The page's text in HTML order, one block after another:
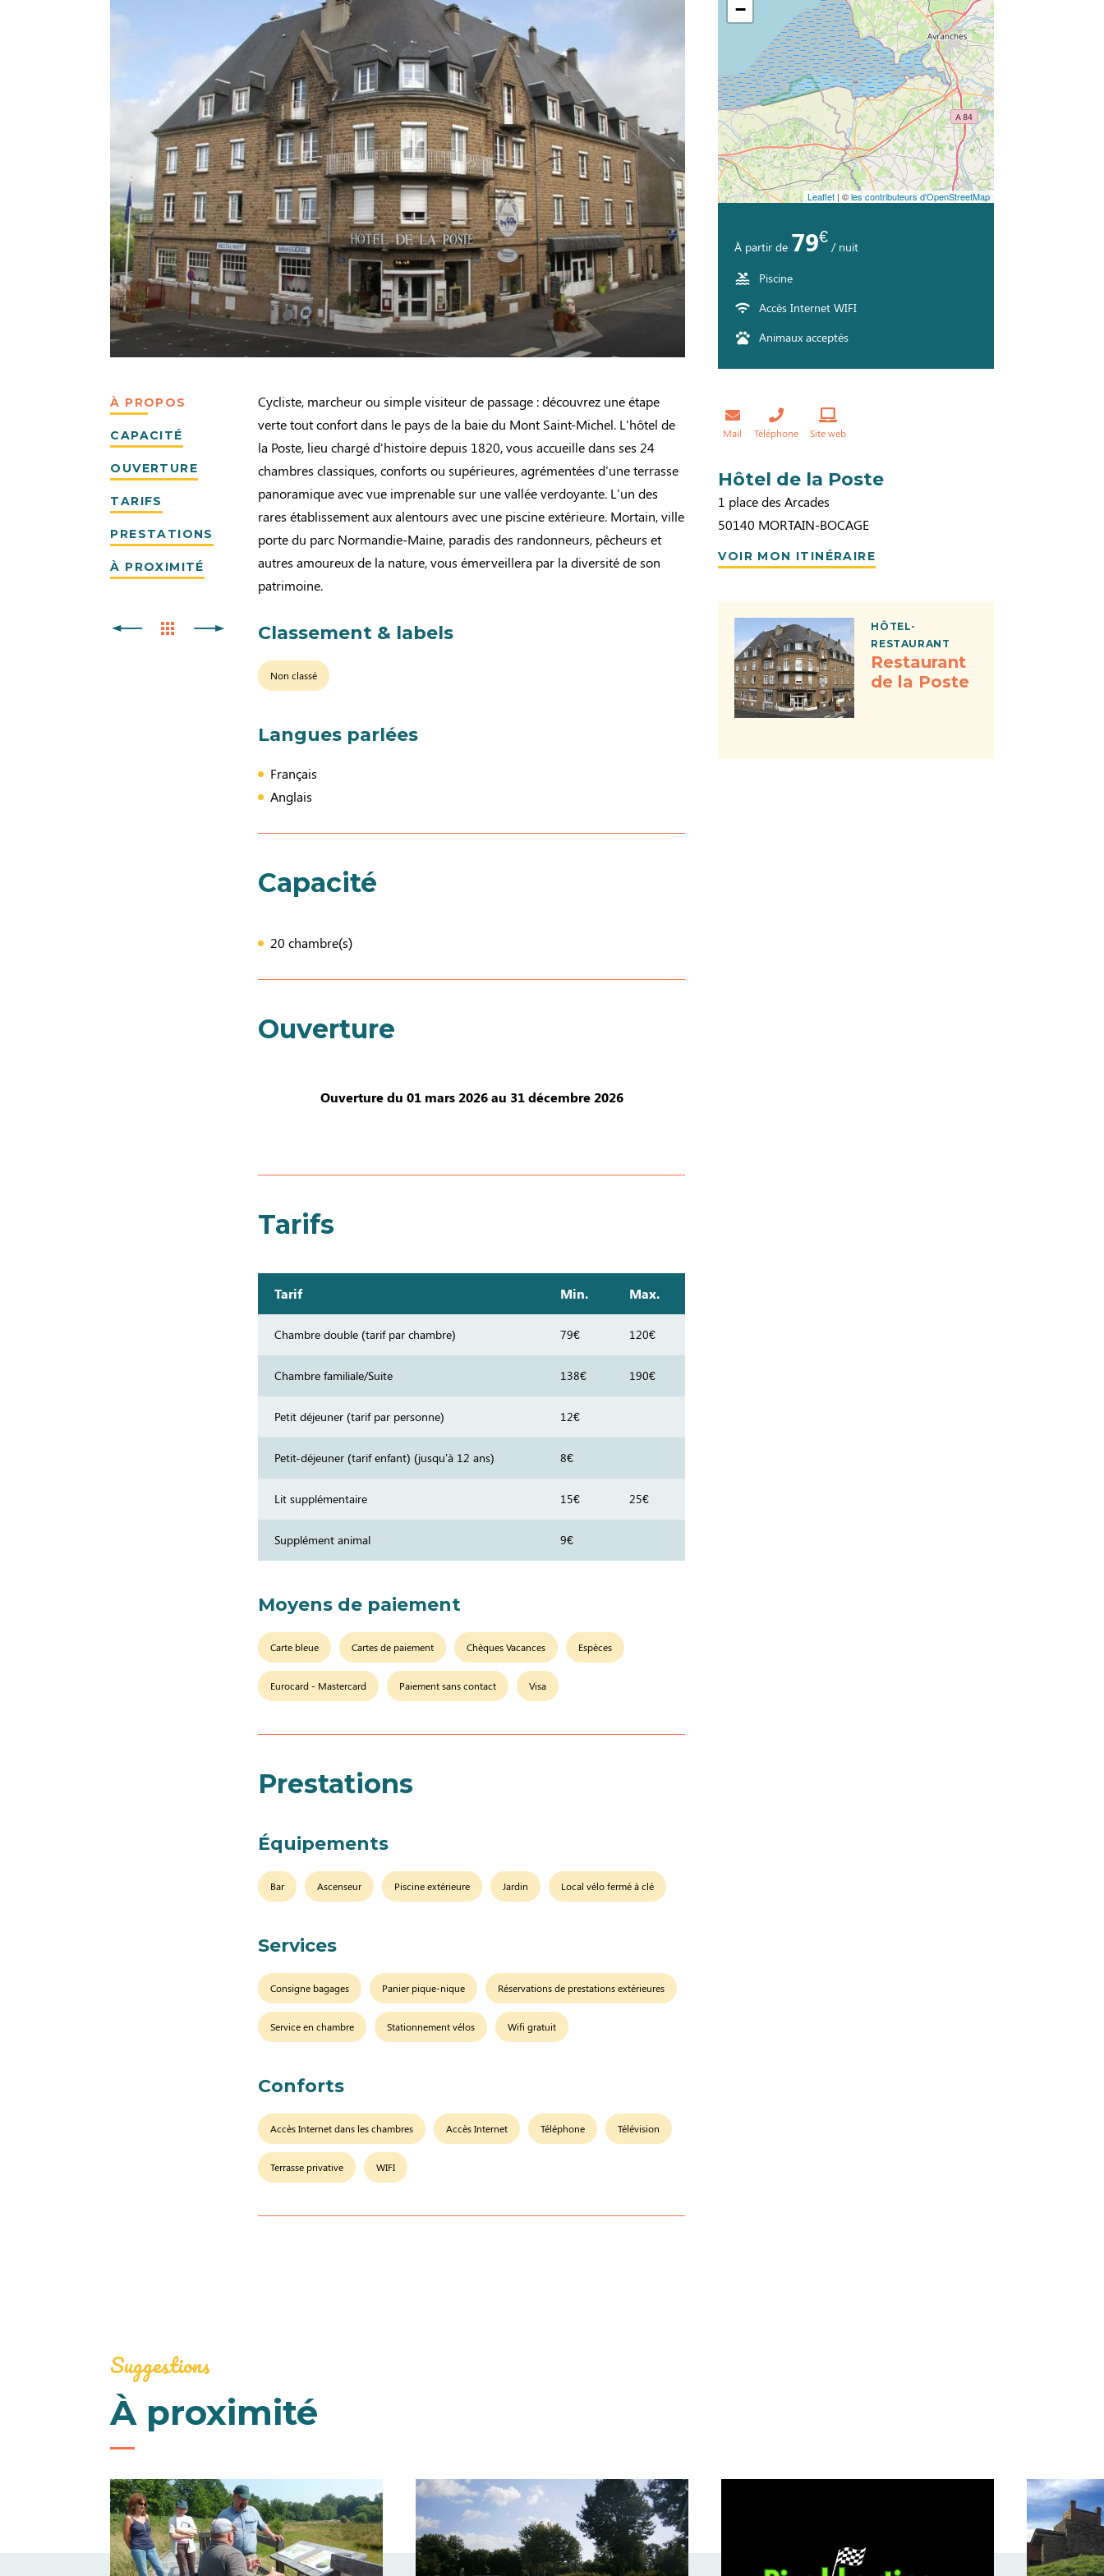
À PROPOS
CAPACITÉ
OUVERTURE
TARIFS
PRESTATIONS
À PROXIMITÉ
Cycliste, marcheur ou simple visiteur de passage : découvrez une étape
verte tout confort dans le pays de la baie du Mont Saint-Michel. L'hôtel de
la Poste, lieu chargé d'histoire depuis 1820, vous accueille dans ses 24
chambres classiques, conforts ou supérieures, agrémentées d'une terrasse
panoramique avec vue imprenable sur une vallée verdoyante. L'un des
rares établissement aux alentours avec une piscine extérieure. Mortain, ville
porte du parc Normandie-Maine, paradis des randonneurs, pêcheurs et
autres amoureux de la nature, vous émerveillera par la diversité de son
patrimoine.
Classement & labels
Non classé
Langues parlées
Français
Anglais
Capacité
20 chambre(s)
Ouverture
Ouverture du 01 mars 2026 au 31 décembre 2026
Tarifs
Tarif Min. Max.
Chambre double (tarif par chambre) 79€ 120€
Chambre familiale/Suite 138€ 190€
Petit déjeuner (tarif par personne) 12€
Petit-déjeuner (tarif enfant) (jusqu'à 12 ans) 8€
Lit supplémentaire 15€ 25€
Supplément animal 9€
Moyens de paiement
Carte bleue Cartes de paiement Chèques Vacances Espèces
Eurocard - Mastercard Paiement sans contact Visa
Prestations
Équipements
Bar Ascenseur Piscine extérieure Jardin Local vélo fermé à clé
Services
Consigne bagages Panier pique-nique Réservations de prestations extérieures
Service en chambre Stationnement vélos Wifi gratuit
Conforts
Accès Internet dans les chambres Accès Internet Téléphone Télévision
Terrasse privative WIFI
−
Leaflet| ©les contributeurs d'OpenStreetMap
À partir de 79€
/ nuit
Piscine
Accès Internet WIFI
Animaux acceptés
Mail Téléphone Site web
Hôtel de la Poste
1 place des Arcades
50140 MORTAIN-BOCAGE
VOIR MON ITINÉRAIRE
HÔTEL-
RESTAURANT
Restaurant
de la Poste
Suggestions
À proximité